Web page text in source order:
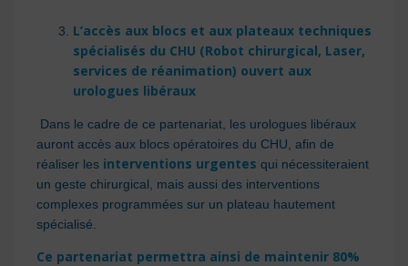
L’accès aux blocs et aux plateaux techniques
spécialisés du CHU (Robot chirurgical, Laser,
services de réanimation) ouvert aux
urologues libéraux
Dans le cadre de ce partenariat, les urologues libéraux
auront accès aux blocs opératoires du CHU, afin de
réaliser les interventions urgentes qui nécessiteraient
un geste chirurgical, mais aussi des interventions
complexes programmées sur un plateau hautement
spécialisé.
Ce partenariat permettra ainsi de maintenir 80%